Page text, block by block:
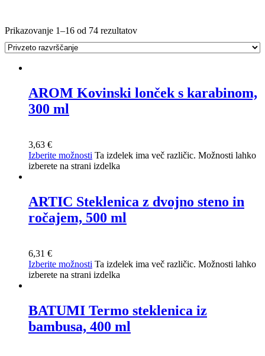
Prikazovanje 1–16 od 74 rezultatov
AROM Kovinski lonček s karabinom,
300 ml
3,63 €
Izberite možnosti Ta izdelek ima več različic. Možnosti lahko
izberete na strani izdelka
ARTIC Steklenica z dvojno steno in
ročajem, 500 ml
6,31 €
Izberite možnosti Ta izdelek ima več različic. Možnosti lahko
izberete na strani izdelka
BATUMI Termo steklenica iz
bambusa, 400 ml